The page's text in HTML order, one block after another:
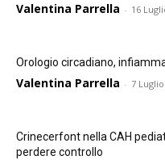
Valentina Parrella - 16
Orologio circadiano,
Valentina Parrella - 7
Crinecerfont nella CAH
perdere controllo